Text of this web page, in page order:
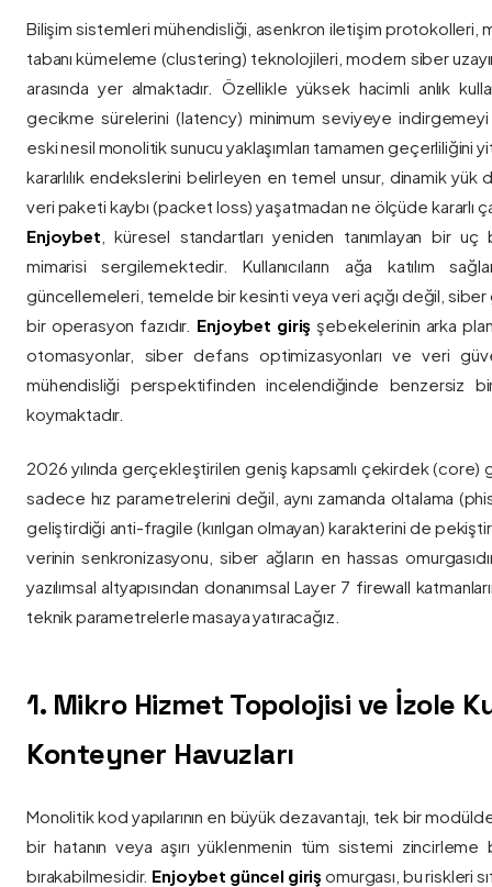
Bilişim sistemleri mühendisliği, asenkron iletişim protokolleri,
tabanı kümeleme (clustering) teknolojileri, modern siber
arasında yer almaktadır. Özellikle yüksek hacimli anlık
gecikme sürelerini (latency) minimum seviyeye
eski nesil monolitik sunucu yaklaşımları tamamen geçerliliğini
kararlılık endekslerini belirleyen en temel unsur, dinamik yük
veri paketi kaybı (packet loss) yaşatmadan ne ölçüde kararlı
Enjoybet , küresel standartları yeniden tanımlayan bir
mimarisi sergilemektedir. Kullanıcıların ağa katılım
güncellemeleri, temelde bir kesinti veya veri açığı değil, siber
bir operasyon fazıdır. Enjoybet giriş şebekelerinin arka
otomasyonlar, siber defans optimizasyonları ve veri
mühendisliği perspektifinden incelendiğinde benzersiz
koymaktadır.
2026 yılında gerçekleştirilen geniş kapsamlı çekirdek
sadece hız parametrelerini değil, aynı zamanda oltalama
geliştirdiği anti-fragile (kırılgan olmayan) karakterini de
verinin senkronizasyonu, siber ağların en hassas
yazılımsal altyapısından donanımsal Layer 7 firewall
teknik parametrelerle masaya yatıracağız.
1. Mikro Hizmet Topolojisi ve İzole
Konteyner Havuzları
Monolitik kod yapılarının en büyük dezavantajı, tek bir
bir hatanın veya aşırı yüklenmenin tüm sistemi zincirleme
bırakabilmesidir. Enjoybet güncel giriş omurgası, bu riskleri